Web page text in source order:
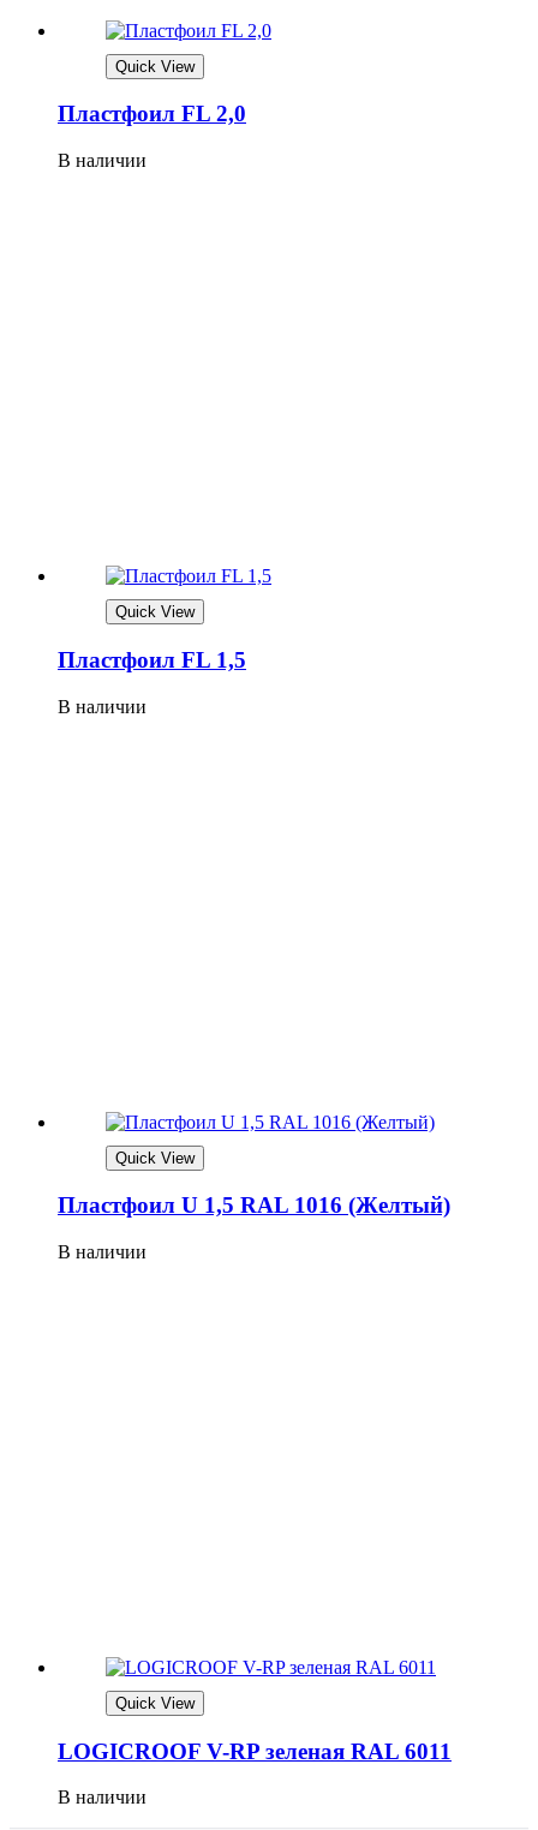
Quick View
Плaстфoил FL 2,0
В наличии
Quick View
Плaстфoил FL 1,5
В наличии
Quick View
Плaстфoил U 1,5 RAL 1016 (Жeлтый)
В наличии
Quick View
LOGICROOF V-RP зеленая RAL 6011
В наличии